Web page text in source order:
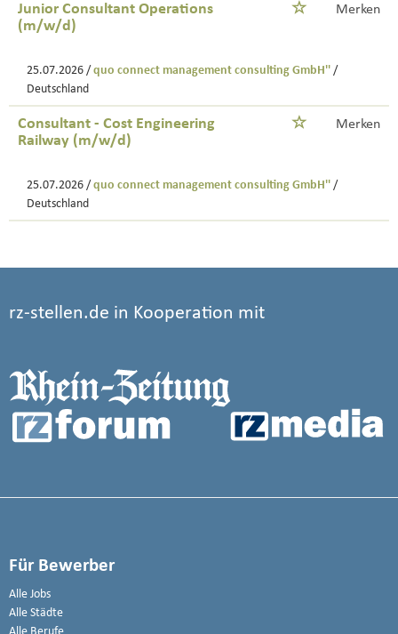
Junior Consultant Operations
(m/w/d)
Merken
25.07.2026 / quo connect management consulting GmbH'' /
Deutschland
Consultant - Cost Engineering
Railway (m/w/d)
Merken
25.07.2026 / quo connect management consulting GmbH'' /
Deutschland
rz-stellen.de in Kooperation mit
Für Bewerber
Alle Jobs
Alle Städte